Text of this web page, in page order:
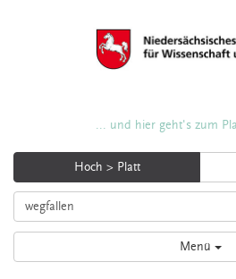
... und hier geht's zum
Hoch > Platt
Menü